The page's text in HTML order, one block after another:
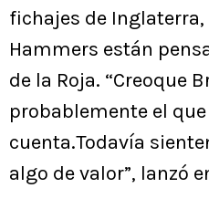
fichajes de Inglaterra,
Hammers están
de la Roja. “Creoque
probablemente el
cuenta.Todavía
algo de valor”, lanzó